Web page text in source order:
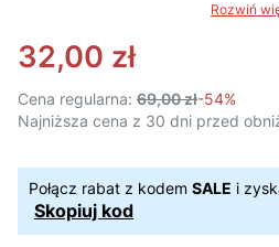
Rozwiń
32,00 zł
Cena regularna: 69,00 zł-54%
Najniższa cena z 30 dni przed
Połącz rabat z kodem SALE i
Skopiuj kod